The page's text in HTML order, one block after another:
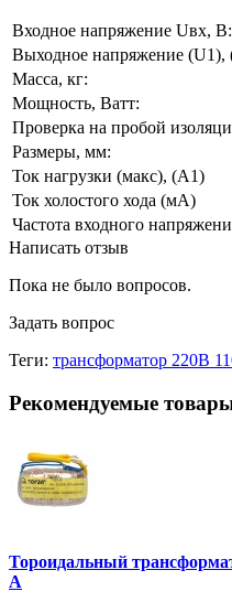
Входное напряжение Uвх, В:
Выходное напряжение (U1),
Масса, кг:
Мощность, Ватт:
Проверка на пробой
Размеры, мм:
Ток нагрузки (макс), (А1)
Ток холостого хода (мА)
Частота входного
Написать отзыв
Пока не было вопросов.
Задать вопрос
Теги: трансформатор 220В
Рекомендуемые
Тороидальный
А